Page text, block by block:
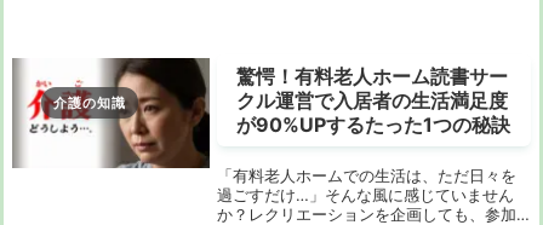
介護の知識
驚愕！有料老人ホーム読書サー
クル運営で入居者の生活満足度
が90%UPするたった1つの秘訣
「有料老人ホームでの生活は、ただ日々を
過ごすだけ…」そんな風に感じていません
か？レクリエーションを企画しても、参加